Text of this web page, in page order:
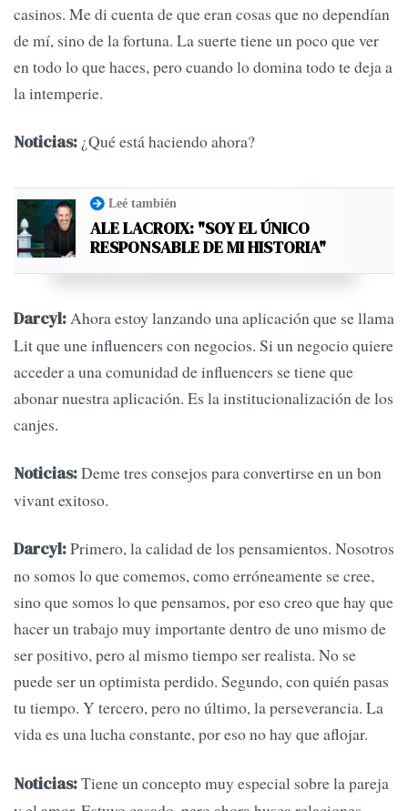
casinos. Me di cuenta de que eran cosas que no dependían
de mí, sino de la fortuna. La suerte tiene un poco que ver
en todo lo que haces, pero cuando lo domina todo te deja a
la intemperie.
Noticias: ¿Qué está haciendo ahora?
Leé también
ALE LACROIX: "SOY EL ÚNICO
RESPONSABLE DE MI HISTORIA"
Darcyl: Ahora estoy lanzando una aplicación que se llama
Lit que une influencers con negocios. Si un negocio quiere
acceder a una comunidad de influencers se tiene que
abonar nuestra aplicación. Es la institucionalización de los
canjes.
Noticias:Deme tres consejos para convertirse en un bon
vivant exitoso.
Darcyl:Primero, la calidad de los pensamientos. Nosotros
no somos lo que comemos, como erróneamente se cree,
sino que somos lo que pensamos, por eso creo que hay que
hacer un trabajo muy importante dentro de uno mismo de
ser positivo, pero al mismo tiempo ser realista. No se
puede ser un optimista perdido. Segundo, con quién pasas
tu tiempo. Y tercero, pero no último, la perseverancia. La
vida es una lucha constante, por eso no hay que aflojar.
Noticias:Tiene un concepto muy especial sobre la pareja